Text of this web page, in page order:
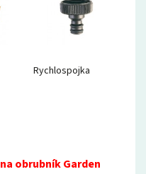
Rychlospojka
obrubník Garden